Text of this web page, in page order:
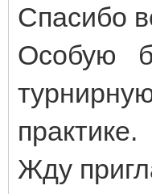
Спасибо
Особую
практике.
Жду